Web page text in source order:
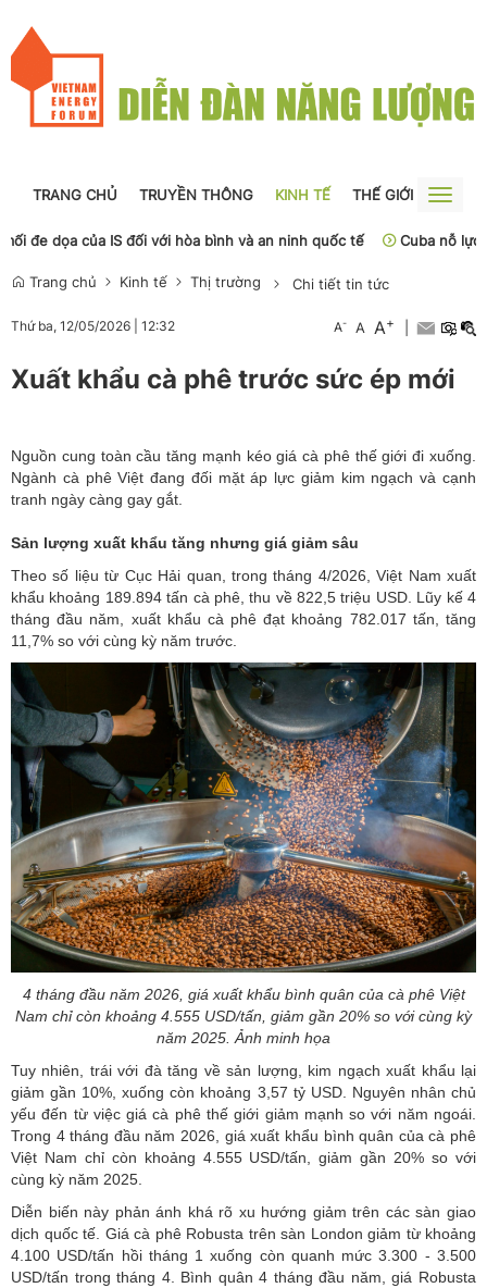
TRANG CHỦ TRUYỀN THÔNG KINH TẾ THẾ GIỚI
Toggle
dọa của IS đối với hòa bình và an ninh quốc tế
Cuba nỗ lực
Trang chủ Kinh tế Thị trường Chi tiết tin tức
Thứ ba, 12/05/2026 12:32 A- A A+
Xuất khẩu cà phê trước sức ép mới
Nguồn cung toàn cầu tăng mạnh kéo giá cà phê thế giới đi xuống.
Ngành cà phê Việt đang đối mặt áp lực giảm kim ngạch và cạnh
tranh ngày càng gay gắt.
Sản lượng xuất khẩu tăng nhưng giá giảm sâu
Theo số liệu từ Cục Hải quan, trong tháng 4/2026, Việt Nam xuất
khẩu khoảng 189.894 tấn cà phê, thu về 822,5 triệu USD. Lũy kế 4
tháng đầu năm, xuất khẩu cà phê đạt khoảng 782.017 tấn, tăng
11,7% so với cùng kỳ năm trước.
4 tháng đầu năm 2026, giá xuất khẩu bình quân của cà phê Việt
Nam chỉ còn khoảng 4.555 USD/tấn, giảm gần 20% so với cùng kỳ
năm 2025. Ảnh minh họa
Tuy nhiên, trái với đà tăng về sản lượng, kim ngạch xuất khẩu lại
giảm gần 10%, xuống còn khoảng 3,57 tỷ USD. Nguyên nhân chủ
yếu đến từ việc giá cà phê thế giới giảm mạnh so với năm ngoái.
Trong 4 tháng đầu năm 2026, giá xuất khẩu bình quân của cà phê
Việt Nam chỉ còn khoảng 4.555 USD/tấn, giảm gần 20% so với
cùng kỳ năm 2025.
Diễn biến này phản ánh khá rõ xu hướng giảm trên các sàn giao
dịch quốc tế. Giá cà phêRobusta trên sàn London giảm từ khoảng
4.100 USD/tấn hồi tháng 1 xuống còn quanh mức 3.300 - 3.500
USD/tấn trong tháng 4. Bình quân 4 tháng đầu năm, giá Robusta